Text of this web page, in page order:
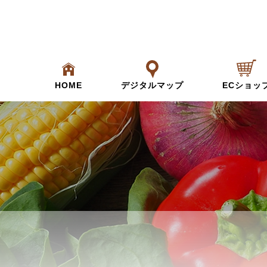
HOME デジタルマップ ECショッ